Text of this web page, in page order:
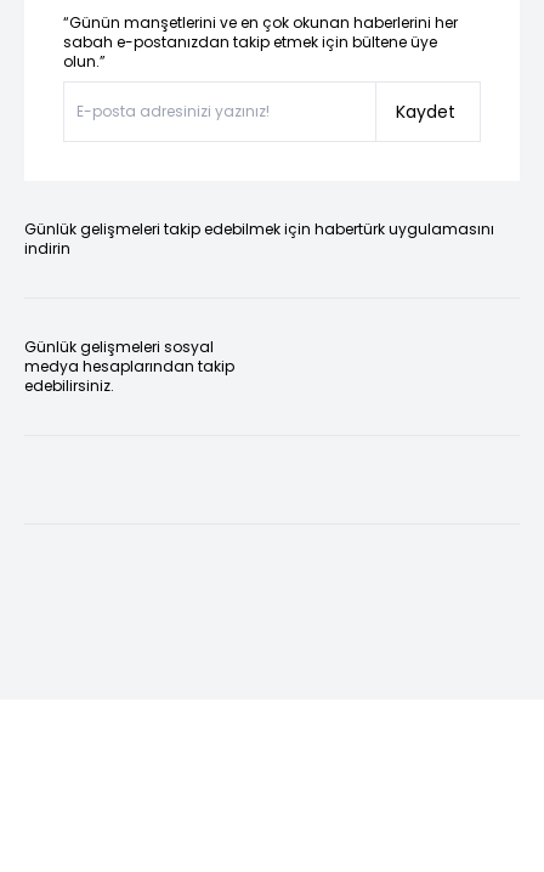
“Günün manşetlerini ve en çok okunan haberlerini her
sabah e-postanızdan takip etmek için bültene üye
olun.”
Kaydet
Günlük gelişmeleri takip edebilmek için habertürk uygulamasını
indirin
Günlük gelişmeleri sosyal
medya hesaplarından takip
edebilirsiniz.